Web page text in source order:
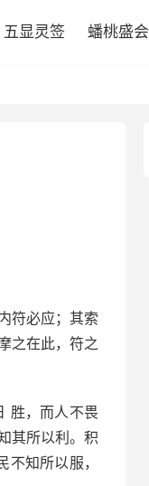
五显灵签 蟠桃盛会
符必应；其索
之在此，符之
胜，而人不畏
其所以利。积
知所以服，